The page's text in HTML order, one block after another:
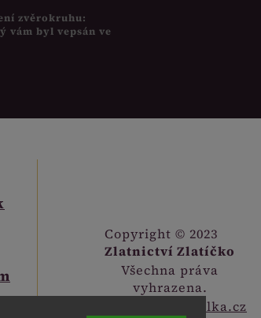
zvěrokruhu:
vám byl vepsán ve
Copyright © 2023
Zlatnictví Zlatíčko
Všechna práva
vyhrazena.
Digitalka.cz